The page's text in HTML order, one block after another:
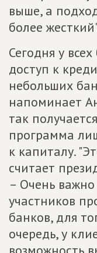
выше, а
более
Сегодня у
доступ к
небольших
напоминает
так
программа
к капиталу.
считает
– Очень
участников
банков, для
очередь, у